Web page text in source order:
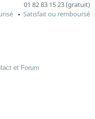
01 82 83 15 23 (gratuit)
Satisfait ou remboursé
et Forum